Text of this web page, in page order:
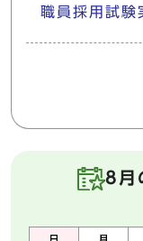
職員採用試験
8月